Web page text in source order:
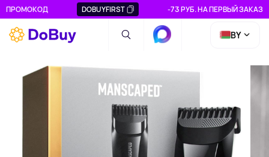
ПРОМОКОД DOBUYFIRST -73 РУБ. НА ПЕРВЫЙ ЗАКАЗ
BY